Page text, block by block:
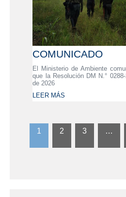
COMUNICADO
El Ministerio de Ambiente
que la Resolución DM N.°
de 2026
LEER MÁS
1 2 3 …